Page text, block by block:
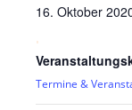
16. Oktober
Termine &